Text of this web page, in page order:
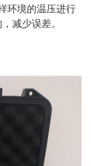
环境的温压进行
减少误差。